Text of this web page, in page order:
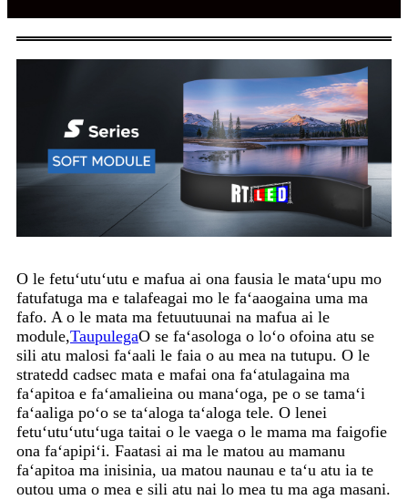
O le fetuʻutuʻutu e mafua ai ona fausia le mataʻupu mo
fatufatuga ma e talafeagai mo le faʻaaogaina uma ma
fafo. A o le mata ma fetuutuunai na mafua ai le
module,TaupulegaO se faʻasologa o loʻo ofoina atu se
sili atu malosi faʻaali le faia o au mea na tutupu. O le
stratedd cadsec mata e mafai ona faʻatulagaina ma
faʻapitoa e faʻamalieina ou manaʻoga, pe o se tamaʻi
faʻaaliga poʻo se taʻaloga taʻaloga tele. O lenei
fetuʻutuʻutuʻuga taitai o le vaega o le mama ma faigofie
ona faʻapipiʻi. Faatasi ai ma le matou au mamanu
faʻapitoa ma inisinia, ua matou naunau e taʻu atu ia te
outou uma o mea e sili atu nai lo mea tu ma aga masani.